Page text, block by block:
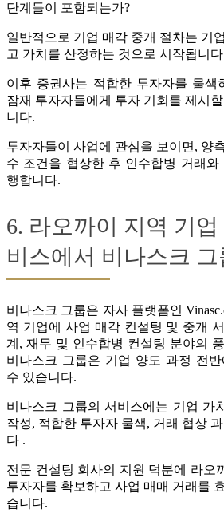
단계들이 포함되는가?
일반적으로 기업 매각 중개 절차는 기
고 가치를 산정하는 것으로 시작됩니다
이후 증권사는 적합한 투자자를 물색
잠재 투자자들에게 투자 기회를 제시
니다.
투자자들이 사업에 관심을 보이면, 양
수 조건을 협상한 후 인수합병 거래와
행합니다.
6. 라오까이 지역 기업
비스에서 비나스크
비나스크 그룹은 자사 플랫폼인
역 기업에 사업 매각 컨설팅 및 중개
계, 재무 및 인수합병 컨설팅 분야의
비나스크 그룹은 기업 양도 과정 전
수 있습니다.
비나스크 그룹의 서비스에는 기업 가
작성, 적합한 투자자 물색, 거래 협상
다 .
전문 컨설팅 회사의 지원 덕분에 라오
투자자를 확보하고 사업 매매 거래를
습니다.